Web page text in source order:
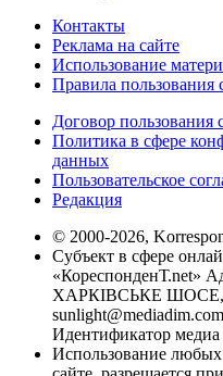
Контакты
Реклама на сайте
Использование
Правила пользования
Договор пользования
Политика в сфере
данных
Пользовательское
Редакция
© 2000-2026,
Субъект в сфере
«КореспонденТ.net»
ХАРКІВСЬКЕ ШОСЕ,
Идентификатор
Использование